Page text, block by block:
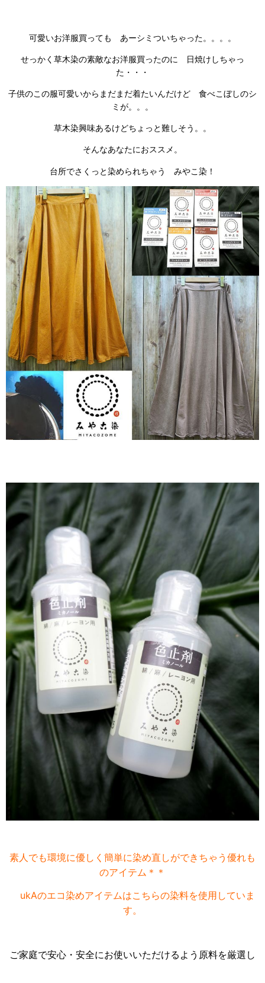
可愛いお洋服買っても あーシミついちゃった。。。。
せっかく草木染の素敵なお洋服買ったのに 日焼けしちゃっ
た・・・
子供のこの服可愛いからまだまだ着たいんだけど 食べこぼしのシ
ミが。。。
草木染興味あるけどちょっと難しそう。。
そんなあなたにおススメ。
台所でさくっと染められちゃう みやこ染！
素人でも環境に優しく簡単に染め直しができちゃう優れも
のアイテム＊＊
ukAのエコ染めアイテムはこちらの染料を使用していま
す。
ご家庭で安心・安全にお使いいただけるよう原料を厳選し